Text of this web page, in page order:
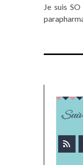
Je suis